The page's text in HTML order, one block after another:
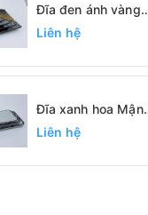
Đĩa đen ánh vàng
SC0422, SC0389,
SC0390, SC0391
Liên hệ
Đĩa xanh hoa Mận
SC1093, SC1094,
SC1095
Liên hệ